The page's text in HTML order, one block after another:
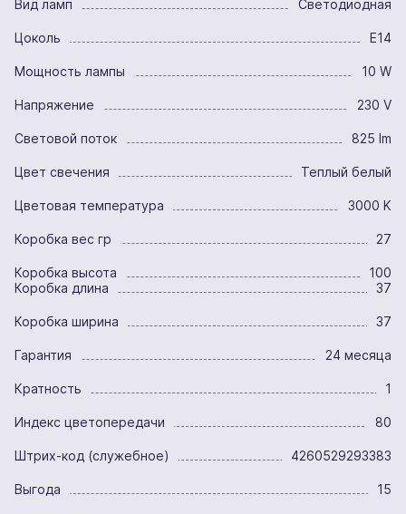
Вид ламп Светодиодная
Цоколь E14
Мощность лампы 10 W
Напряжение 230 V
Световой поток 825 lm
Цвет свечения Теплый белый
Цветовая температура 3000 K
Коробка вес гр 27
Коробка высота
100
Коробка длина
37
Коробка ширина 37
Гарантия 24 месяца
Кратность 1
Индекс цветопередачи 80
Штрих-код (служебное) 4260529293383
Выгода 15